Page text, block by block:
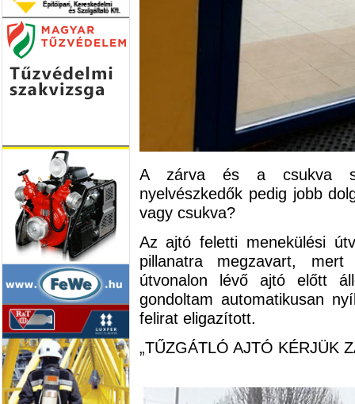
A zárva és a csukva
nyelvészkedők pedig jobb
vagy csukva?
Az ajtó feletti menekülési
pillanatra megzavart,
útvonalon lévő ajtó előtt
gondoltam automatikusan
felirat eligazított.
„TŰZGÁTLÓ AJTÓ KÉRJÜK